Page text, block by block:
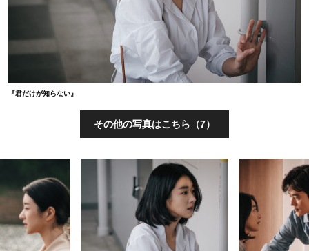
『君だけが知らない』
その他の写真はこちら（7）